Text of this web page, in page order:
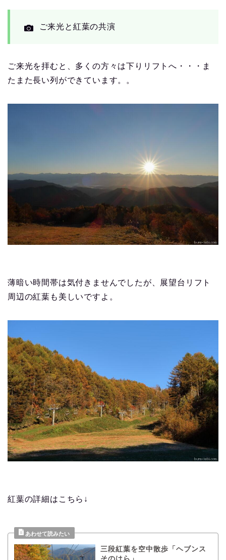
ご来光と紅葉の共演
ご来光を拝むと、多くの方々は下りリフトへ・・・ま
たまた長い列ができています。。
薄暗い時間帯は気付きませんでしたが、展望台リフト
周辺の紅葉も美しいですよ。
紅葉の詳細はこちら↓
三段紅葉を空中散歩「ヘブンス